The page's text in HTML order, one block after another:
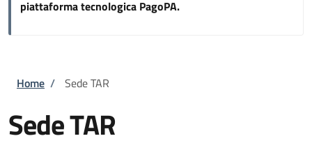
piattaforma tecnologica PagoPA.
Briciole di pane
Home / Sede TAR
Sede TAR